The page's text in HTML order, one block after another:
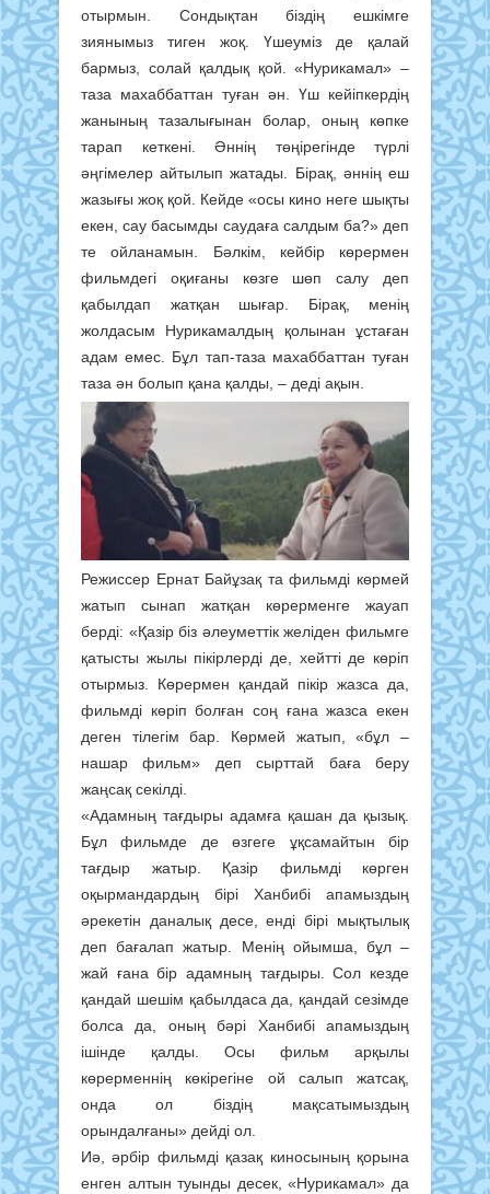
отырмын. Сондықтан біздің ешкімге
зиянымыз тиген жоқ. Үшеуміз де қалай
бармыз, солай қалдық қой. «Нурикамал» –
таза махаббаттан туған ән. Үш кейіпкердің
жанының тазалығынан болар, оның көпке
тарап кеткені. Әннің төңірегінде түрлі
әңгімелер айтылып жатады. Бірақ, әннің еш
жазығы жоқ қой. Кейде «осы кино неге шықты
екен, сау басымды саудаға салдым ба?» деп
те ойланамын. Бәлкім, кейбір көрермен
фильмдегі оқиғаны көзге шөп салу деп
қабылдап жатқан шығар. Бірақ, менің
жолдасым Нурикамалдың қолынан ұстаған
адам емес. Бұл тап-таза махаббаттан туған
таза ән болып қана қалды, – деді ақын.
Режиссер Ернат Байұзақ та фильмді көрмей
жатып сынап жатқан көрерменге жауап
берді: «Қазір біз әлеуметтік желіден фильмге
қатысты жылы пікірлерді де, хейтті де көріп
отырмыз. Көрермен қандай пікір жазса да,
фильмді көріп болған соң ғана жазса екен
деген тілегім бар. Көрмей жатып, «бұл –
нашар фильм» деп сырттай баға беру
жаңсақ секілді.
«Адамның тағдыры адамға қашан да қызық.
Бұл фильмде де өзгеге ұқсамайтын бір
тағдыр жатыр. Қазір фильмді көрген
оқырмандардың бірі Ханбибі апамыздың
әрекетін даналық десе, енді бірі мықтылық
деп бағалап жатыр. Менің ойымша, бұл –
жай ғана бір адамның тағдыры. Сол кезде
қандай шешім қабылдаса да, қандай сезімде
болса да, оның бәрі Ханбибі апамыздың
ішінде қалды. Осы фильм арқылы
көрерменнің көкірегіне ой салып жатсақ,
онда ол біздің мақсатымыздың
орындалғаны» дейді ол.
Иә, әрбір фильмді қазақ киносының қорына
енген алтын туынды десек, «Нурикамал» да